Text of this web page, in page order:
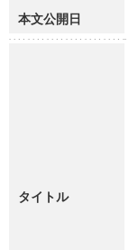
本文公開日
タイトル